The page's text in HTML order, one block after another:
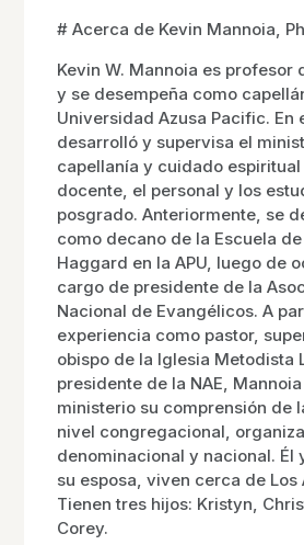
# Acerca de Kevin Mannoia,
Kevin W. Mannoia es profesor
y se desempeña como
Universidad Azusa Pacific. En
desarrolló y supervisa el
capellanía y cuidado
docente, el personal y los
posgrado. Anteriormente, se
como decano de la Escuela
Haggard en la APU, luego de
cargo de presidente de la
Nacional de Evangélicos. A
experiencia como pastor,
obispo de la Iglesia Metodista
presidente de la NAE,
ministerio su comprensión de
nivel congregacional,
denominacional y nacional. Él
su esposa, viven cerca de Los
Tienen tres hijos: Kristyn,
Corey.